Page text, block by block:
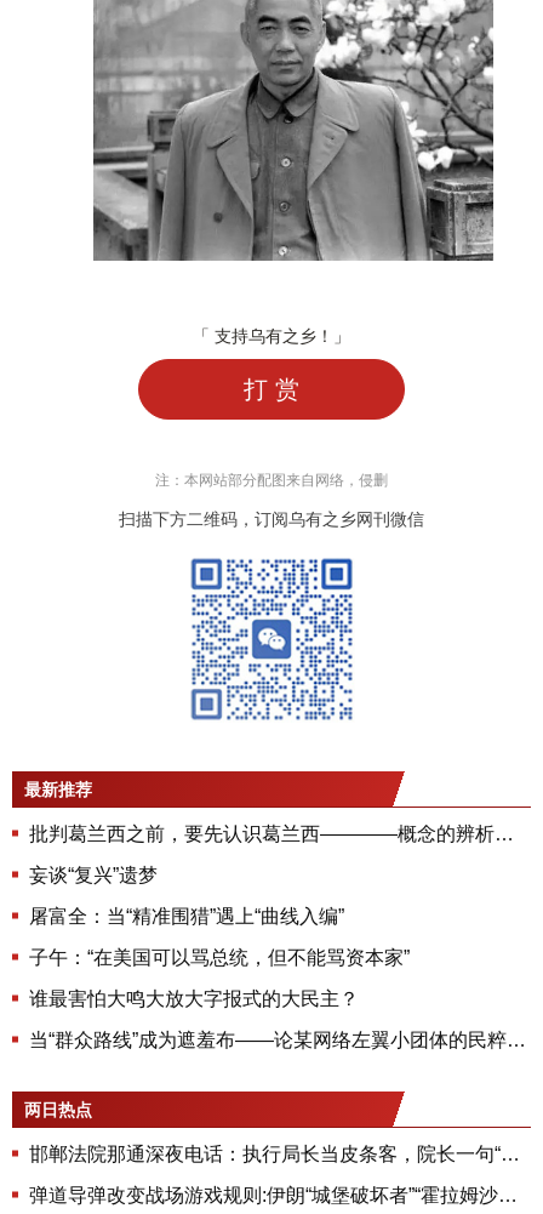
「 支持乌有之乡！」
打 赏
注：本网站部分配图来自网络，侵删
扫描下方二维码，订阅乌有之乡网刊微信
最新推荐
批判葛兰西之前，要先认识葛兰西————概念的辨析和再辩护
妄谈“复兴”遗梦
屠富全：当“精准围猎”遇上“曲线入编”
子午：“在美国可以骂总统，但不能骂资本家”
谁最害怕大鸣大放大字报式的大民主？
当“群众路线”成为遮羞布——论某网络左翼小团体的民粹主义与尾巴主义
两日热点
邯郸法院那通深夜电话：执行局长当皮条客，院长一句“不可能”就想溜？
弹道导弹改变战场游戏规则:伊朗“城堡破坏者”“霍拉姆沙赫尔4”让美军“望而生畏”